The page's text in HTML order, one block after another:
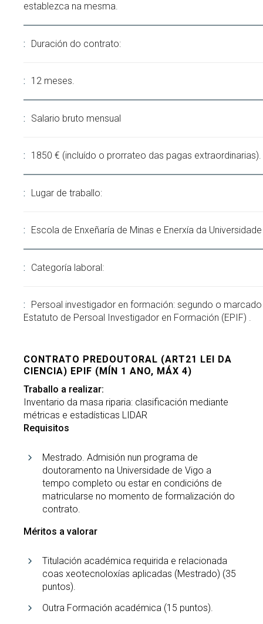
establezca na mesma.
Duración do contrato:
12 meses.
Salario bruto mensual
1850 € (incluído o prorrateo das pagas extraordinarias).
Lugar de traballo:
Escola de Enxeñaría de Minas e Enerxía da
Categoría laboral:
Persoal investigador en formación: segundo o
Estatuto de Persoal Investigador en Formación (EPIF) .
CONTRATO PREDOUTORAL (ART21 LEI DA
CIENCIA) EPIF (MÍN 1 ANO, MÁX 4)
Traballo a realizar:
Inventario da masa riparia: clasificación mediante
métricas e estadísticas LIDAR
Requisitos
Mestrado. Admisión nun programa de
doutoramento na Universidade de Vigo a
tempo completo ou estar en condicións de
matricularse no momento de formalización do
contrato.
Méritos a valorar
Titulación académica requirida e relacionada
coas xeotecnoloxías aplicadas (Mestrado) (35
puntos).
Outra Formación académica (15 puntos).